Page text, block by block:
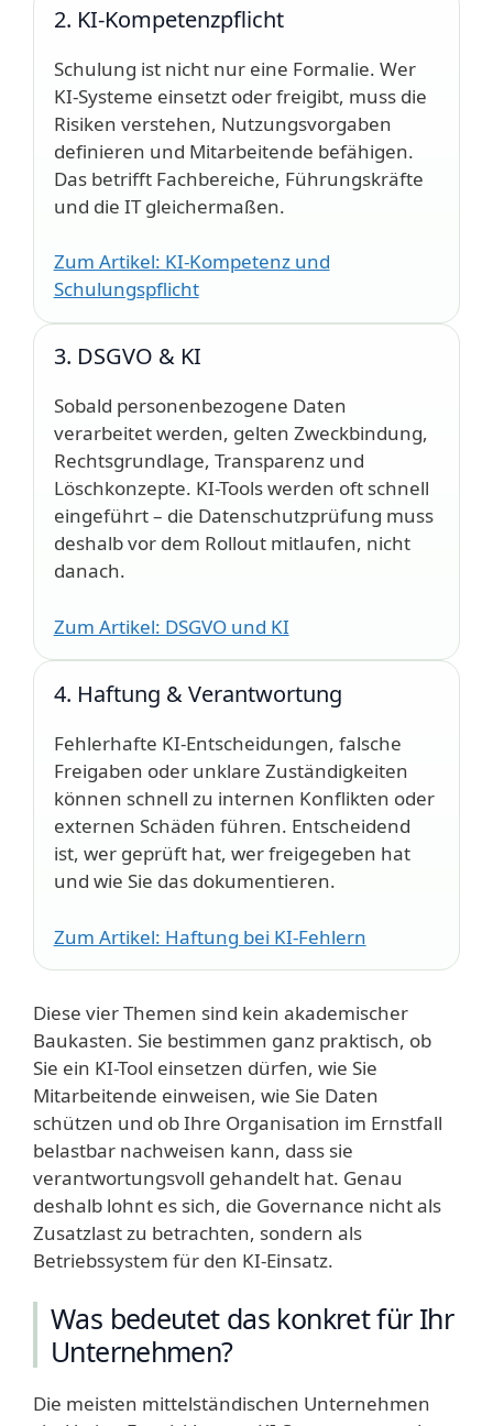
2. KI-Kompetenzpflicht
Schulung ist nicht nur eine Formalie. Wer
KI-Systeme einsetzt oder freigibt, muss die
Risiken verstehen, Nutzungsvorgaben
definieren und Mitarbeitende befähigen.
Das betrifft Fachbereiche, Führungskräfte
und die IT gleichermaßen.
Zum Artikel: KI-Kompetenz und
Schulungspflicht
3. DSGVO & KI
Sobald personenbezogene Daten
verarbeitet werden, gelten Zweckbindung,
Rechtsgrundlage, Transparenz und
Löschkonzepte. KI-Tools werden oft schnell
eingeführt – die Datenschutzprüfung muss
deshalb vor dem Rollout mitlaufen, nicht
danach.
Zum Artikel: DSGVO und KI
4. Haftung & Verantwortung
Fehlerhafte KI-Entscheidungen, falsche
Freigaben oder unklare Zuständigkeiten
können schnell zu internen Konflikten oder
externen Schäden führen. Entscheidend
ist, wer geprüft hat, wer freigegeben hat
und wie Sie das dokumentieren.
Zum Artikel: Haftung bei KI-Fehlern
Diese vier Themen sind kein akademischer
Baukasten. Sie bestimmen ganz praktisch, ob
Sie ein KI-Tool einsetzen dürfen, wie Sie
Mitarbeitende einweisen, wie Sie Daten
schützen und ob Ihre Organisation im Ernstfall
belastbar nachweisen kann, dass sie
verantwortungsvoll gehandelt hat. Genau
deshalb lohnt es sich, die Governance nicht als
Zusatzlast zu betrachten, sondern als
Betriebssystem für den KI-Einsatz.
Was bedeutet das konkret für Ihr
Unternehmen?
Die meisten mittelständischen Unternehmen